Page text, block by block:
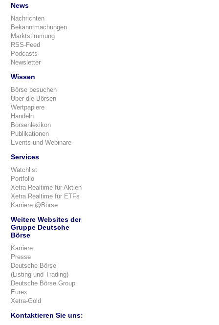
News
Nachrichten
Bekanntmachungen
Marktstimmung
RSS-Feed
Podcasts
Newsletter
Wissen
Börse besuchen
Über die Börsen
Wertpapiere
Handeln
Börsenlexikon
Publikationen
Events und Webinare
Services
Watchlist
Portfolio
Xetra Realtime für Aktien
Xetra Realtime für ETFs
Karriere @Börse
Weitere Websites der
Gruppe Deutsche
Börse
Karriere
Presse
Deutsche Börse
(Listing und Trading)
Deutsche Börse Group
Eurex
Xetra-Gold
Kontaktieren Sie uns: